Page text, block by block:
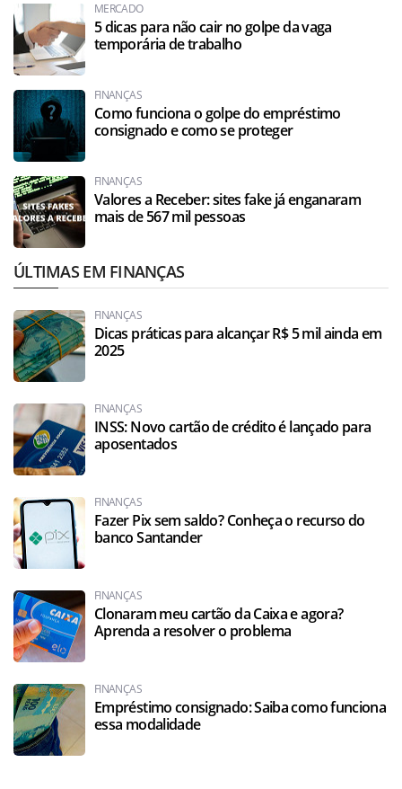
MERCADO
5 dicas para não cair no golpe da vaga
temporária de trabalho
FINANÇAS
Como funciona o golpe do empréstimo
consignado e como se proteger
FINANÇAS
Valores a Receber: sites fake já enganaram
mais de 567 mil pessoas
ÚLTIMAS EM FINANÇAS
FINANÇAS
Dicas práticas para alcançar R$ 5 mil ainda em
2025
FINANÇAS
INSS: Novo cartão de crédito é lançado para
aposentados
FINANÇAS
Fazer Pix sem saldo? Conheça o recurso do
banco Santander
FINANÇAS
Clonaram meu cartão da Caixa e agora?
Aprenda a resolver o problema
FINANÇAS
Empréstimo consignado: Saiba como funciona
essa modalidade